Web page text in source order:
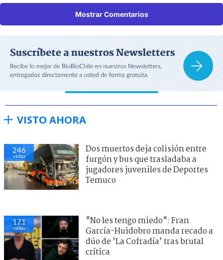
Mostrar Comentarios
VISTO AHORA
246
visitas
Dos muertos deja colisión entre
furgón y bus que trasladaba a
jugadores juveniles de Deportes
Temuco
171
visitas
"No les tengo miedo": Fran
García-Huidobro manda recado a
dúo de ’La Cofradía’ tras brutal
crítica